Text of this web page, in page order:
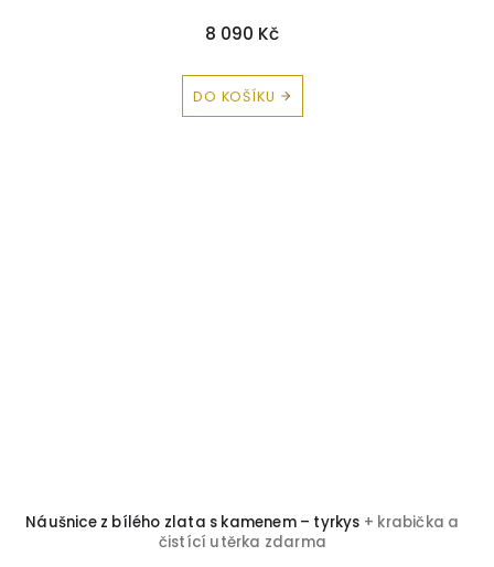
8 090 Kč
DO KOŠÍKU
Náušnice z bílého zlata s kamenem – tyrkys + krabička a
čistící utěrka zdarma